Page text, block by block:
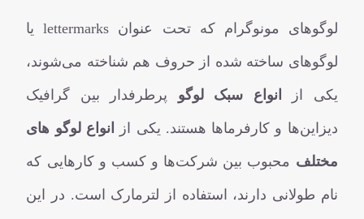
لوگوهای مونوگرام که تحت عنوان lettermarks یا
لوگوهای ساخته شده از حروف هم شناخته می‌شوند،
یکی از انواع سبک لوگو پرطرفدار بین گرافیک
دیزاین‌ها و کارفرماها هستند. یکی از انواع لوگو های
مختلف محبوب بین شرکت‌ها و کسب و کارهایی که
نام طولانی دارند، استفاده از لترمارک است. در این